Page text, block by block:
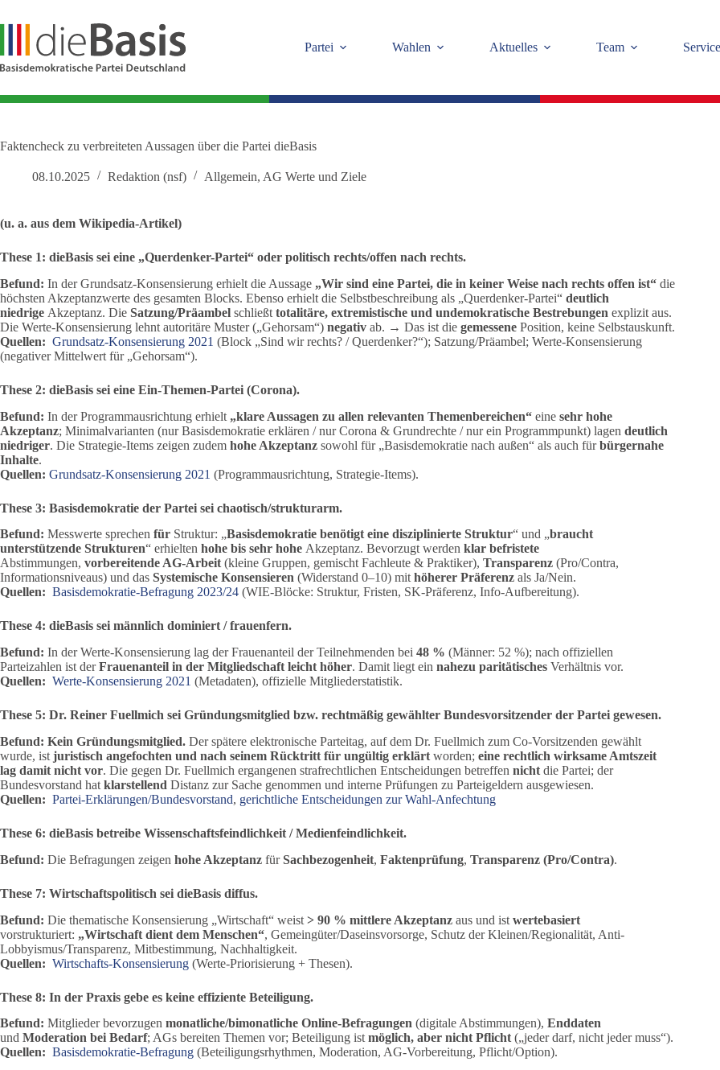
springen
Partei
Wahlen Aktuelles Team Service
Faktencheck zu verbreiteten Aussagen über die Partei dieBasis
08.10.2025 Redaktion (nsf) Allgemein, AG Werte und Ziele
(u. a. aus dem Wikipedia-Artikel)
These 1: dieBasis sei eine „Querdenker-Partei“ oder politisch rechts/offen nach rechts.
Befund: In der Grundsatz-Konsensierung erhielt die Aussage „Wir sind eine Partei, die in keiner Weise nach rechts offen ist“ die
höchsten Akzeptanzwerte des gesamten Blocks. Ebenso erhielt die Selbstbeschreibung als „Querdenker-Partei“ deutlich
niedrige Akzeptanz. Die Satzung/Präambel schließt totalitäre, extremistische und undemokratische Bestrebungen explizit aus.
Die Werte-Konsensierung lehnt autoritäre Muster („Gehorsam“) negativ ab. → Das ist die gemessene Position, keine Selbstauskunft.
Quellen: Grundsatz-Konsensierung 2021 (Block „Sind wir rechts? / Querdenker?“); Satzung/Präambel; Werte-Konsensierung
(negativer Mittelwert für „Gehorsam“).
These 2: dieBasis sei eine Ein-Themen-Partei (Corona).
Befund: In der Programmausrichtung erhielt „klare Aussagen zu allen relevanten Themenbereichen“ eine sehr hohe
Akzeptanz; Minimalvarianten (nur Basisdemokratie erklären / nur Corona & Grundrechte / nur ein Programmpunkt) lagen deutlich
niedriger. Die Strategie-Items zeigen zudem hohe Akzeptanz sowohl für „Basisdemokratie nach außen“ als auch fürbürgernahe
Inhalte.
Quellen: Grundsatz-Konsensierung 2021 (Programmausrichtung, Strategie-Items).
These 3: Basisdemokratie der Partei sei chaotisch/strukturarm.
Befund: Messwerte sprechen für Struktur: „Basisdemokratie benötigt eine disziplinierte Struktur“ und „braucht
unterstützende Strukturen“ erhielten hohe bis sehr hohe Akzeptanz. Bevorzugt werden klar befristete
Abstimmungen, vorbereitende AG-Arbeit (kleine Gruppen, gemischt Fachleute & Praktiker), Transparenz (Pro/Contra,
Informationsniveaus) und das Systemische Konsensieren (Widerstand 0–10) mit höherer Präferenz als Ja/Nein.
Quellen: Basisdemokratie-Befragung 2023/24 (WIE-Blöcke: Struktur, Fristen, SK-Präferenz, Info-Aufbereitung).
These 4: dieBasis sei männlich dominiert / frauenfern.
Befund: In der Werte-Konsensierung lag der Frauenanteil der Teilnehmenden bei 48 % (Männer: 52 %); nach offiziellen
Parteizahlen ist derFrauenanteil in der Mitgliedschaft leicht höher. Damit liegt ein nahezu paritätisches Verhältnis vor.
Quellen: Werte-Konsensierung 2021 (Metadaten), offizielle Mitgliederstatistik.
These 5: Dr. Reiner Fuellmich sei Gründungsmitglied bzw. rechtmäßig gewählter Bundesvorsitzender der Partei gewesen.
Befund: Kein Gründungsmitglied. Der spätere elektronische Parteitag, auf dem Dr. Fuellmich zum Co-Vorsitzenden gewählt
wurde, ist juristisch angefochten und nach seinem Rücktritt für ungültig erklärt worden; eine rechtlich wirksame Amtszeit
lag damit nicht vor. Die gegen Dr. Fuellmich ergangenen strafrechtlichen Entscheidungen betreffen nicht die Partei; der
Bundesvorstand hat klarstellend Distanz zur Sache genommen und interne Prüfungen zu Parteigeldern ausgewiesen.
Quellen: Partei-Erklärungen/Bundesvorstand, gerichtliche Entscheidungen zur Wahl-Anfechtung
These 6: dieBasis betreibe Wissenschaftsfeindlichkeit / Medienfeindlichkeit.
Befund: Die Befragungen zeigen hohe Akzeptanz fürSachbezogenheit, Faktenprüfung, Transparenz (Pro/Contra).
These 7: Wirtschaftspolitisch sei dieBasis diffus.
Befund: Die thematische Konsensierung „Wirtschaft“ weist > 90 % mittlere Akzeptanz aus und ist wertebasiert
vorstrukturiert: „Wirtschaft dient dem Menschen“, Gemeingüter/Daseinsvorsorge, Schutz der Kleinen/Regionalität, Anti-
Lobbyismus/Transparenz, Mitbestimmung, Nachhaltigkeit.
Quellen: Wirtschafts-Konsensierung (Werte-Priorisierung + Thesen).
These 8: In der Praxis gebe es keine effiziente Beteiligung.
Befund: Mitglieder bevorzugen monatliche/bimonatliche Online-Befragungen (digitale Abstimmungen), Enddaten
und Moderation bei Bedarf; AGs bereiten Themen vor; Beteiligung ist möglich, aber nicht Pflicht („jeder darf, nicht jeder muss“).
Quellen: Basisdemokratie-Befragung (Beteiligungsrhythmen, Moderation, AG-Vorbereitung, Pflicht/Option).